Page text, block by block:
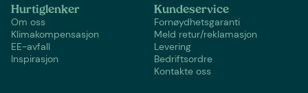
Hurtiglenker
Om oss
Klimakompensasjon
EE-avfall
Inspirasjon
Kundeservice
Fornøydhetsgaranti
Meld retur/reklamasjon
Levering
Bedriftsordre
Kontakte oss